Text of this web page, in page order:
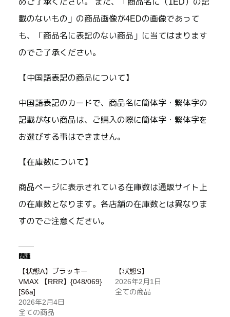
載のないもの」の商品画像が4EDの画像であって
も、「商品名に表記のない商品」に当てはまります
のでご了承ください。
【中国語表記の商品について】
中国語表記のカードで、商品名に簡体字・繁体字の
記載がない商品は、ご購入の際に簡体字・繁体字を
お選びする事はできません。
【在庫数について】
商品ページに表示されている在庫数は通販サイト上
の在庫数となります。各店舗の在庫数とは異なりま
すのでご注意ください。
関連
【状態A】ブラッキー
VMAX 【RRR】{048/069}
[S6a]
2026年2月4日
全ての商品
【状態S】
2026年2月1日
全ての商品